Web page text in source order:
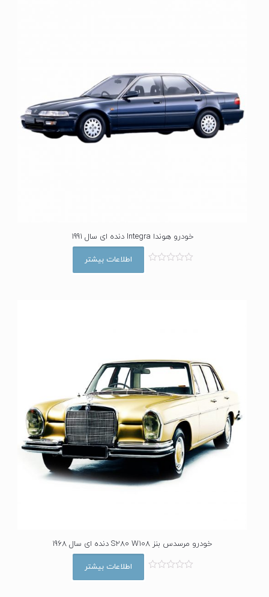
خودرو هوندا Integra دنده ای سال 1991
اطلاعات بیشتر
خودرو مرسدس بنز S280 W108 دنده ای سال 1968
اطلاعات بیشتر